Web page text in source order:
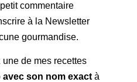
commentaire
à la Newsletter
gourmandise.
de mes recettes
avec son nom exactà